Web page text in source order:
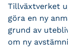
Tillväxtverket
göra en ny
grund av
om ny